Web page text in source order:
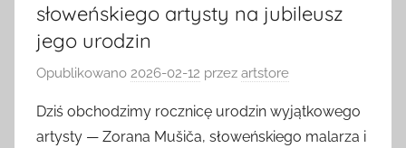
słoweńskiego artysty na jubileusz
jego urodzin
Opublikowano 2026-02-12 przez artstore
Dziś obchodzimy rocznicę urodzin wyjątkowego
artysty — Zorana Mušiča, słoweńskiego malarza i